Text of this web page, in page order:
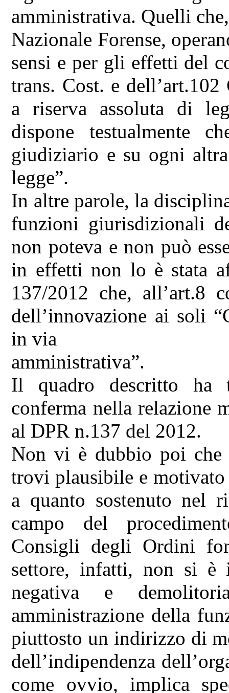
amministrativa. Quelli
Nazionale Forense,
sensi e per gli effetti del
trans. Cost. e
a riserva assoluta di
dispone testualmente
giudiziario e su ogni
legge”.
In altre parole, la
funzioni giurisdizionali
non poteva e non può
in effetti non lo è stata
137/2012 che, all’art.8
dell’innovazione ai soli
in via
amministrativa”.
Il quadro descritto ha
conferma nella relazione
al DPR n.137 del 2012.
Non vi è dubbio poi che
trovi plausibile e
a quanto sostenuto nel
campo del
Consigli degli Ordini
settore, infatti, non si è
negativa e
amministrazione della
piuttosto un indirizzo di
dell’indipendenza
come ovvio, implica